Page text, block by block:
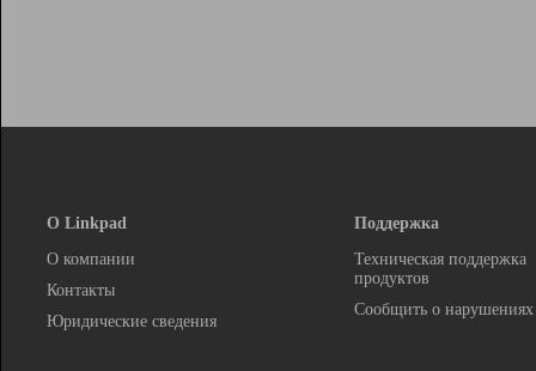
О Linkpad
О компании
Контакты
Юридические сведения
Поддержка
Техническая поддержка
продуктов
Сообщить о нарушениях